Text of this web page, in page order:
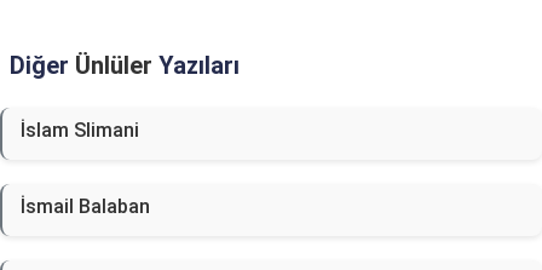
Diğer Ünlüler Yazıları
İslam Slimani
İsmail Balaban